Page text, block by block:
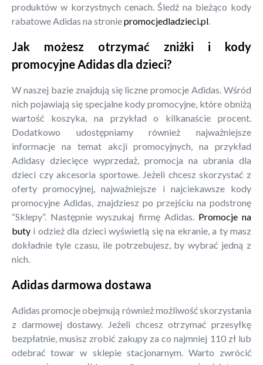
produktów w korzystnych cenach. Śledź na bieżąco kody
rabatowe Adidas na stroniepromocjedladzieci.pl
Jak możesz otrzymać zniżki i kody
promocyjne Adidas dla dzieci?
W naszej bazie znajdują się liczne promocje Adidas. Wśród
nich pojawiają się specjalne kody promocyjne, które obniżą
wartość koszyka, na przykład o kilkanaście procent.
Dodatkowo udostępniamy również najważniejsze
informacje na temat akcji promocyjnych, na przykład
Adidasy dziecięce wyprzedaż, promocja na ubrania dla
dzieci czy akcesoria sportowe. Jeżeli chcesz skorzystać z
oferty promocyjnej, najważniejsze i najciekawsze kody
promocyjne Adidas, znajdziesz po przejściu na podstronę
“Sklepy”. Następnie wyszukaj firmę Adidas. Promocje na
buty i odzież dla dzieci wyświetlą się na ekranie, a ty masz
dokładnie tyle czasu, ile potrzebujesz, by wybrać jedną z
nich.
Adidas darmowa dostawa
Adidas promocje obejmują również możliwość skorzystania
z darmowej dostawy. Jeżeli chcesz otrzymać przesyłkę
bezpłatnie, musisz zrobić zakupy za co najmniej 110 zł lub
odebrać towar w sklepie stacjonarnym. Warto zwrócić